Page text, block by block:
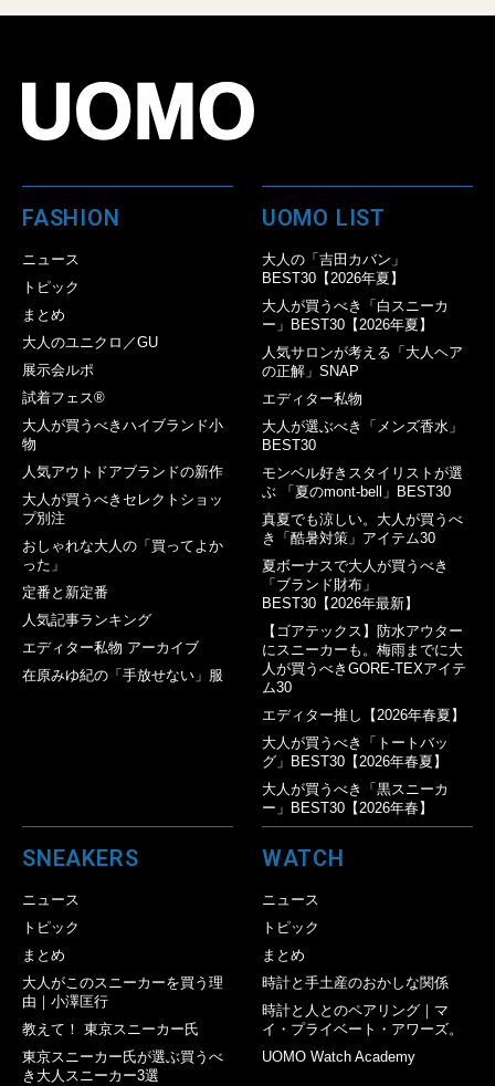
FASHION
ニュース
トピック
まとめ
大人のユニクロ／GU
展示会ルポ
試着フェス®︎
大人が買うべきハイブランド小
物
人気アウトドアブランドの新作
大人が買うべきセレクトショッ
プ別注
おしゃれな大人の「買ってよか
った」
定番と新定番
人気記事ランキング
エディター私物 アーカイブ
在原みゆ紀の「手放せない」服
UOMO LIST
大人の「吉田カバン」
BEST30【2026年夏】
大人が買うべき「白スニーカ
ー」BEST30【2026年夏】
人気サロンが考える「大人ヘア
の正解」SNAP
エディター私物
大人が選ぶべき「メンズ香水」
BEST30
モンベル好きスタイリストが選
ぶ 「夏のmont-bell」BEST30
真夏でも涼しい。大人が買うべ
き「酷暑対策」アイテム30
夏ボーナスで大人が買うべき
「ブランド財布」
BEST30【2026年最新】
【ゴアテックス】防水アウター
にスニーカーも。梅雨までに大
人が買うべきGORE-TEXアイテ
ム30
エディター推し【2026年春夏】
大人が買うべき「トートバッ
グ」BEST30【2026年春夏】
大人が買うべき「黒スニーカ
ー」BEST30【2026年春】
SNEAKERS
ニュース
トピック
まとめ
大人がこのスニーカーを買う理
由｜小澤匡行
教えて！ 東京スニーカー氏
東京スニーカー氏が選ぶ買うべ
き大人スニーカー3選
WATCH
ニュース
トピック
まとめ
時計と手土産のおかしな関係
時計と人とのペアリング｜マ
イ・プライベート・アワーズ。
UOMO Watch Academy